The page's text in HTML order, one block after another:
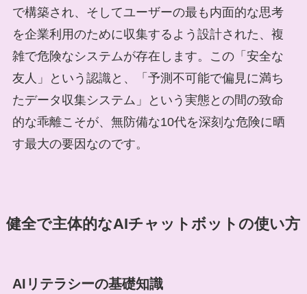
で構築され、そしてユーザーの最も内面的な思考
を企業利用のために収集するよう設計された、複
雑で危険なシステムが存在します。この「安全な
友人」という認識と、「予測不可能で偏見に満ち
たデータ収集システム」という実態との間の致命
的な乖離こそが、無防備な10代を深刻な危険に晒
す最大の要因なのです。
健全で主体的なAIチャットボットの使い方
AIリテラシーの基礎知識